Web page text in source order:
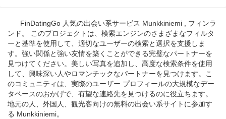
FinDatingGo 人気の出会い系サービス Munkkiniemi , フィンラ
ンド。 このプロジェクトは、検索エンジンのさまざまなフィルタ
ーと基準を使用して、適切なユーザーの検索と選択を支援しま
す。強い関係と強い友情を築くことができる完璧なパートナーを
見つけてください。美しい写真を追加し、高度な検索条件を使用
して、興味深い人やロマンチックなパートナーを見つけます。こ
のコミュニティは、実際のユーザー プロフィールの大規模なデー
タベースのおかげで、有望な連絡先を見つけるのに役立ちます。
地元の人、外国人、観光客向けの無料の出会い系サイトに参加す
る Munkkiniemi。